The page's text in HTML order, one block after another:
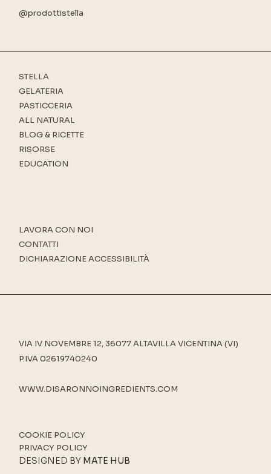
@prodottistella
STELLA
GELATERIA
PASTICCERIA
ALL NATURAL
BLOG & RICETTE
RISORSE
EDUCATION
LAVORA CON NOI
CONTATTI
DICHIARAZIONE ACCESSIBILITÀ
VIA IV NOVEMBRE 12, 36077 ALTAVILLA VICENTINA (VI)
P.IVA 02619740240
WWW.DISARONNOINGREDIENTS.COM
COOKIE POLICY
PRIVACY POLICY
DESIGNED BY MATE HUB